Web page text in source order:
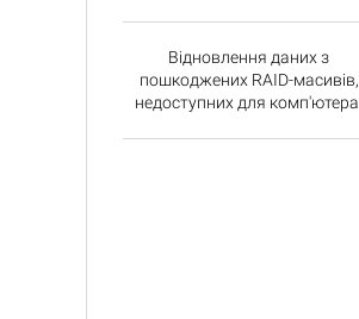
Відновлення даних з
пошкоджених RAID-масивів,
недоступних для комп'ютера.